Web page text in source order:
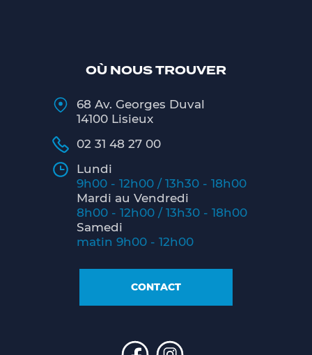
OÙ NOUS TROUVER
68 Av. Georges Duval
14100 Lisieux
02 31 48 27 00
Lundi
9h00 - 12h00 / 13h30 - 18h00
Mardi au Vendredi
8h00 - 12h00 / 13h30 - 18h00
Samedi
matin 9h00 - 12h00
CONTACT